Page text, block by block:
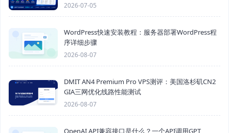
2026-07-05
WordPress快速安装教程：服务器部署WordPress程
序详细步骤
2026-08-07
DMIT AN4 Premium Pro VPS测评：美国洛杉矶CN2
GIA三网优化线路性能测试
2026-08-07
OpenAI API兼容接口是什么？一个API调用GPT、